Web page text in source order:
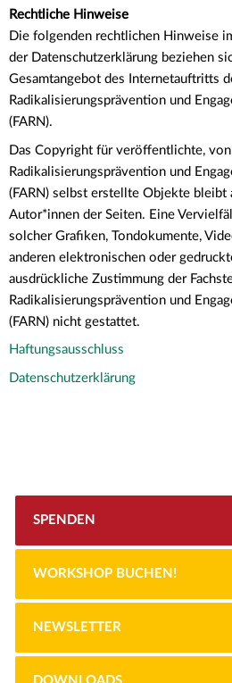
Rechtliche Hinweise
Die folgenden rechtlichen Hinweise
der Datenschutzerklärung beziehen
Gesamtangebot des Internetauftritts
Radikalisierungsprävention und
(FARN).
Das Copyright für veröffentlichte, von
Radikalisierungsprävention und
(FARN) selbst erstellte Objekte bleibt
Autor*innen der Seiten. Eine
solcher Grafiken, Tondokumente,
anderen elektronischen oder
ausdrückliche Zustimmung der
Radikalisierungsprävention und
(FARN) nicht gestattet.
Haftungsausschluss
Datenschutzerklärung
SPENDEN
WORKSHOP BUCHEN!
NEWSLETTER